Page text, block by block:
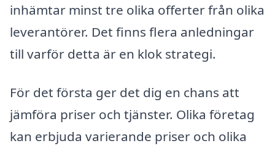
inhämtar minst tre olika offerter från olika
leverantörer. Det finns flera anledningar
till varför detta är en klok strategi.
För det första ger det dig en chans att
jämföra priser och tjänster. Olika företag
kan erbjuda varierande priser och olika